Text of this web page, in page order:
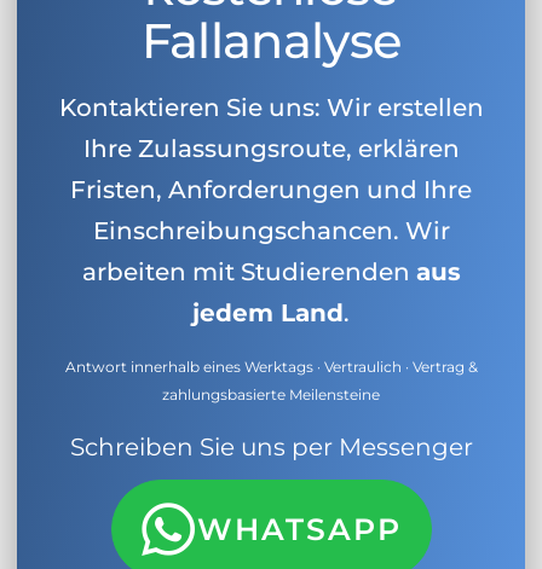
Fallanalyse
Kontaktieren Sie uns: Wir erstellen
Ihre Zulassungsroute, erklären
Fristen, Anforderungen und Ihre
Einschreibungschancen. Wir
arbeiten mit Studierenden aus
jedem Land.
Antwort innerhalb eines Werktags · Vertraulich · Vertrag &
zahlungsbasierte Meilensteine
Schreiben Sie uns per Messenger
WHATSAPP